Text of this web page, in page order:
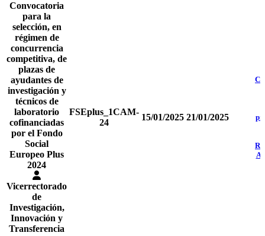
Convocatoria
para la
selección, en
régimen de
concurrencia
competitiva, de
plazas de
ayudantes de
investigación y
técnicos de
laboratorio
cofinanciadas
por el Fondo
Social
Europeo Plus
2024
Vicerrectorado
de
Investigación,
Innovación y
Transferencia
FSEplus_1CAM-
24
15/01/2025 21/01/2025